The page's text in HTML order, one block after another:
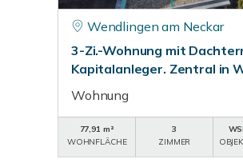
Wendlingen am Neckar
3-Zi.-Wohnung mit
Kapitalanleger. Zentral in
Wohnung
77,91 m²
WOHNFLÄCHE
3
ZIMMER